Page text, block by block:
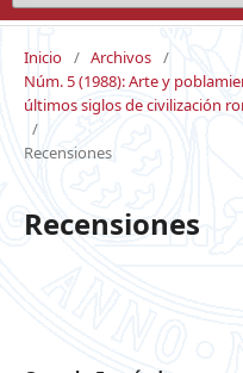
Inicio / Archivos /
Núm. 5 (1988): Arte y
últimos siglos de civilización
/
Recensiones
Recensiones